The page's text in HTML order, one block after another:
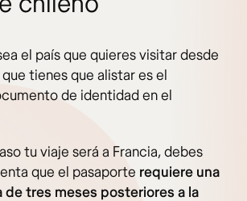
el país que quieres visitar desde
tienes que alistar es el
de identidad en el
tu viaje será a Francia, debes
que el pasaporte requiere una
de tres meses posteriores a la